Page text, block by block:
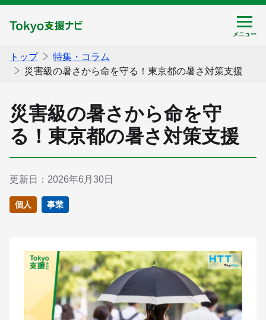
ニューを飛ばして本文へ移動
Tokyo支援ナビ
メニュー
トップ
特集・コラム
災害級の暑さから命を守る！東京都の暑さ対策支援
災害級の暑さから命を守
る！東京都の暑さ対策支援
更新日： 2026年6月30日
個人 事業